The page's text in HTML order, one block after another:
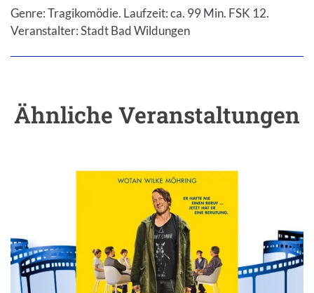
Genre: Tragikomödie. Laufzeit: ca. 99 Min. FSK 12.
Veranstalter: Stadt Bad Wildungen
Ähnliche Veranstaltungen